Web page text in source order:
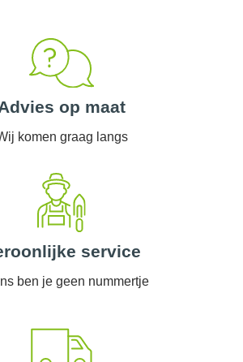
op maat
komen graag langs
service
ben je geen nummertje